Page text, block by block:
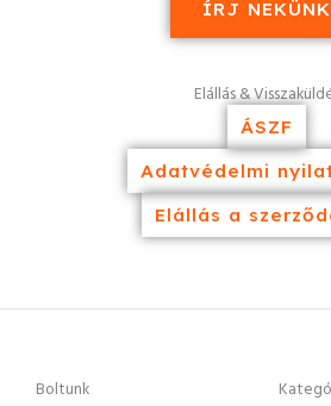
ÍRJ NEKÜNK
Elállás &
ÁSZF
Adatvédelmi
Elállás a
Boltunk